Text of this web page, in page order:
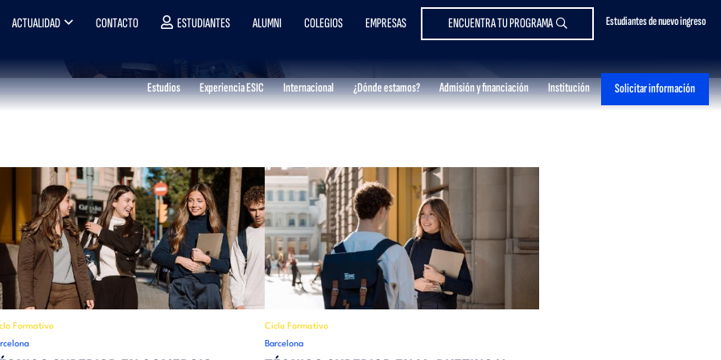
Estudiantes de nuevo ingreso
ACTUALIDAD CONTACTO ESTUDIANTES ALUMNI COLEGIOS EMPRESAS ENCUENTRA TU PROGRAMA
Estudios Experiencia ESIC Internacional ¿Dónde estamos? Admisión y financiación Institución Solicitar información
Formativo
Ciclo Formativo
Barcelona